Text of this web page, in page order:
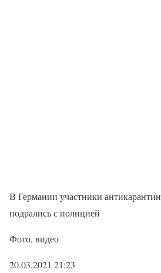
В Германии участники
подрались с полицией
Фото, видео
20.03.2021 21:23